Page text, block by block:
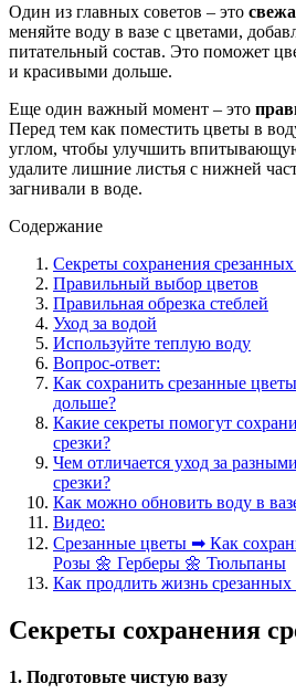
Один из главных советов – это
меняйте воду в вазе с цветами,
питательный состав. Это поможет
и красивыми дольше.
Еще один важный момент – это
Перед тем как поместить цветы в
углом, чтобы улучшить
удалите лишние листья с нижней
загнивали в воде.
Содержание
Секреты сохранения срезанных
Правильный выбор цветов
Правильная обрезка стеблей
Уход за водой
Используйте теплую воду
Вопрос-ответ:
Как сохранить срезанные
дольше?
Какие секреты помогут
срезки?
Чем отличается уход за
срезки?
Как можно обновить воду в
Видео:
Срезанные цветы ➡ Как
Розы 🌼 Герберы 🌼 Тюльпаны
Как продлить жизнь срезанных
Секреты сохранения
1. Подготовьте чистую вазу